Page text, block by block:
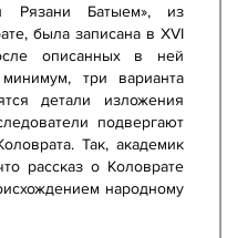
Рязани Батыем», из
была записана в XVI
описанных в ней
три варианта
детали изложения
подвергают
Так, академик
рассказ о Коловрате
народному